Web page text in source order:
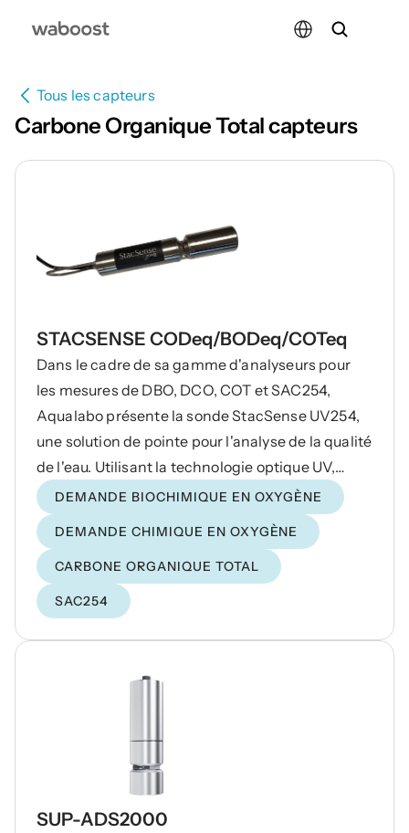
Tous les capteurs
Carbone Organique Total capteurs
STACSENSE CODeq/BODeq/COTeq
Dans le cadre de sa gamme d'analyseurs pour
les mesures de DBO, DCO, COT et SAC254,
Aqualabo présente la sonde StacSense UV254,
une solution de pointe pour l'analyse de la qualité
de l'eau. Utilisant la technologie optique UV,
cette sonde fournit des mesures précises sans
besoin de réactifs. Avec des capacités multi-
paramètres, elle mesure efficacement le
SAC254, la DCOeq, le COTeq, la DBOeq et la
Turbidité.
DEMANDE BIOCHIMIQUE EN OXYGÈNE
DEMANDE CHIMIQUE EN OXYGÈNE
CARBONE ORGANIQUE TOTAL
SAC254
SUP-ADS2000